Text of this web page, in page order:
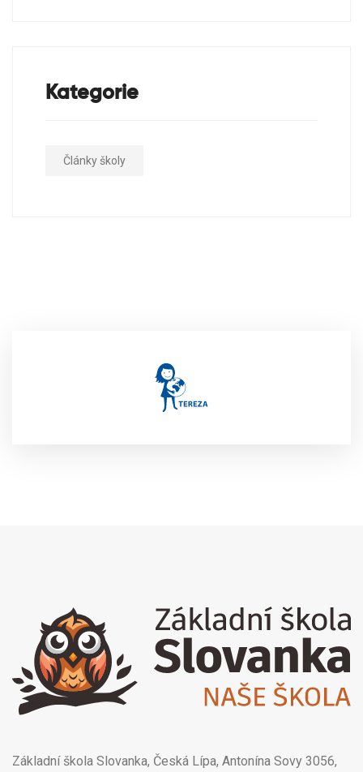
Kategorie
Články školy
Základní škola Slovanka, Česká Lípa, Antonína Sovy 3056,